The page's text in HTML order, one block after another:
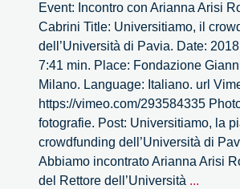
Event: Incontro con Arianna Arisi
Cabrini Title: Universitiamo, il
dell’Università di Pavia. Date:
7:41 min. Place: Fondazione
Milano. Language: Italiano. url
https://vimeo.com/293584335
fotografie. Post: Universitiamo, la
crowdfunding dell’Università di
Abbiamo incontrato Arianna Arisi
del Rettore dell’Università ...